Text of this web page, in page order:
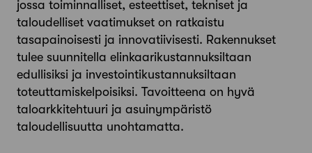
jossa toiminnalliset, esteettiset, tekniset ja
taloudelliset vaatimukset on ratkaistu
tasapainoisesti ja innovatiivisesti. Rakennukset
tulee suunnitella elinkaarikustannuksiltaan
edullisiksi ja investointikustannuksiltaan
toteuttamiskelpoisiksi. Tavoitteena on hyvä
taloarkkitehtuuri ja asuinympäristö
taloudellisuutta unohtamatta.